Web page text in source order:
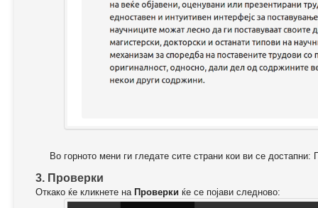
Во горното мени ги гледате сите страни кои ви се
3. Проверки
Откако ќе кликнете на Проверки ќе се појави следново: